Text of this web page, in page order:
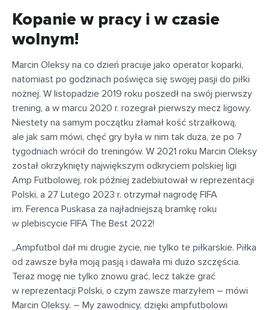
Kopanie w pracy i w czasie
wolnym!
Marcin Oleksy na co dzień pracuje jako operator koparki,
natomiast po godzinach poświęca się swojej pasji do piłki
nożnej. W listopadzie 2019 roku poszedł na swój pierwszy
trening, a w marcu 2020 r. rozegrał pierwszy mecz ligowy.
Niestety na samym początku złamał kość strzałkową,
ale jak sam mówi, chęć gry była w nim tak duża, że po 7
tygodniach wrócił do treningów. W 2021 roku Marcin Oleksy
został okrzyknięty największym odkryciem polskiej ligi
Amp Futbolowej, rok później zadebiutował w reprezentacji
Polski, a 27 Lutego 2023 r. otrzymał nagrodę FIFA
im. Ferenca Puskasa za najładniejszą bramkę roku
w plebiscycie FIFA The Best 2022!
„Ampfutbol dał mi drugie życie, nie tylko te piłkarskie. Piłka
od zawsze była moją pasją i dawała mi dużo szczęścia.
Teraz mogę nie tylko znowu grać, lecz także grać
w reprezentacji Polski, o czym zawsze marzyłem – mówi
Marcin Oleksy. – My zawodnicy, dzięki ampfutbolowi